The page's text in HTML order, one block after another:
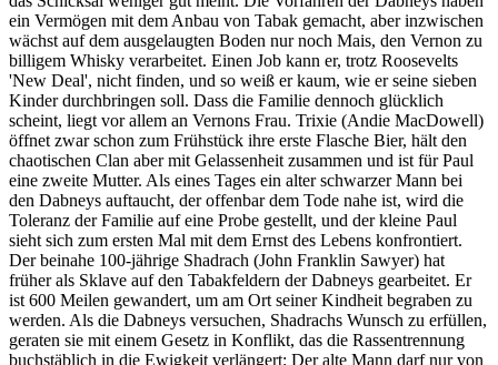
ein Vermögen mit dem Anbau von Tabak gemacht, aber inzwischen
wächst auf dem ausgelaugten Boden nur noch Mais, den Vernon zu
billigem Whisky verarbeitet. Einen Job kann er, trotz Roosevelts
'New Deal', nicht finden, und so weiß er kaum, wie er seine sieben
Kinder durchbringen soll. Dass die Familie dennoch glücklich
scheint, liegt vor allem an Vernons Frau. Trixie (Andie MacDowell)
öffnet zwar schon zum Frühstück ihre erste Flasche Bier, hält den
chaotischen Clan aber mit Gelassenheit zusammen und ist für Paul
eine zweite Mutter. Als eines Tages ein alter schwarzer Mann bei
den Dabneys auftaucht, der offenbar dem Tode nahe ist, wird die
Toleranz der Familie auf eine Probe gestellt, und der kleine Paul
sieht sich zum ersten Mal mit dem Ernst des Lebens konfrontiert.
Der beinahe 100-jährige Shadrach (John Franklin Sawyer) hat
früher als Sklave auf den Tabakfeldern der Dabneys gearbeitet. Er
ist 600 Meilen gewandert, um am Ort seiner Kindheit begraben zu
werden. Als die Dabneys versuchen, Shadrachs Wunsch zu erfüllen,
geraten sie mit einem Gesetz in Konflikt, das die Rassentrennung
buchstäblich in die Ewigkeit verlängert: Der alte Mann darf nur von